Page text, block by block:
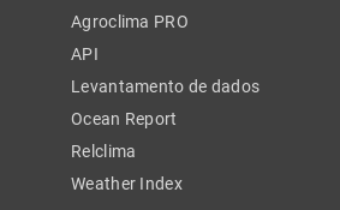
Agroclima PRO
API
Levantamento de dados
Ocean Report
Relclima
Weather Index